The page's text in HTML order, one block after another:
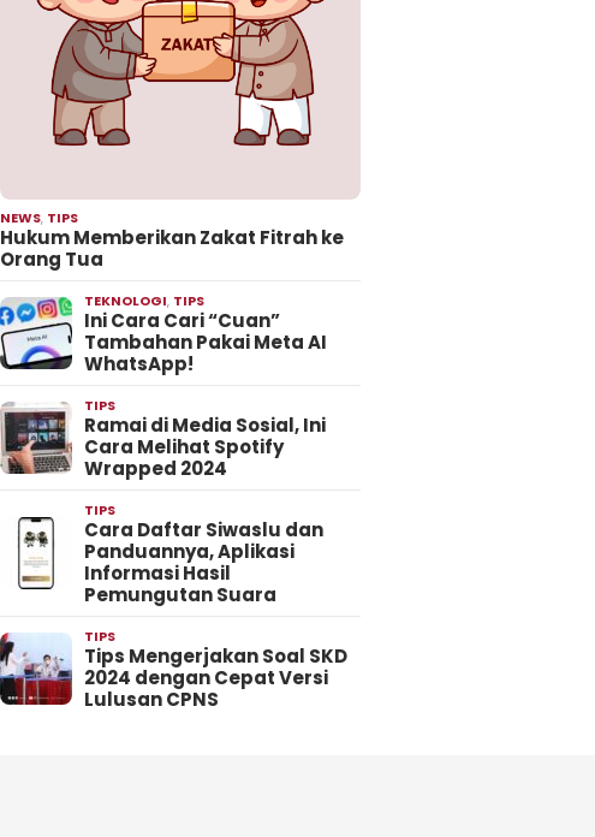
NEWS, TIPS
Hukum Memberikan Zakat Fitrah ke
Orang Tua
TEKNOLOGI, TIPS
Ini Cara Cari “Cuan”
Tambahan Pakai Meta AI
WhatsApp!
TIPS
Ramai di Media Sosial, Ini
Cara Melihat Spotify
Wrapped 2024
TIPS
Cara Daftar Siwaslu dan
Panduannya, Aplikasi
Informasi Hasil
Pemungutan Suara
TIPS
Tips Mengerjakan Soal SKD
2024 dengan Cepat Versi
Lulusan CPNS